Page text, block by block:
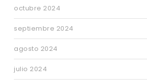
octubre 2024
septiembre 2024
agosto 2024
julio 2024